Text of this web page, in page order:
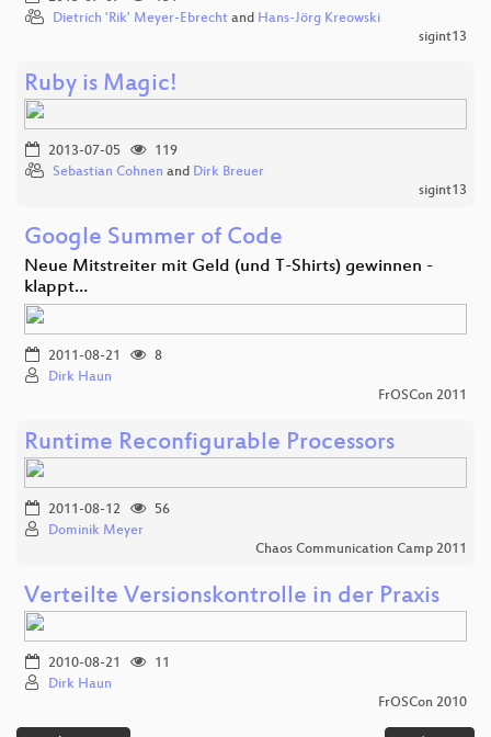
Dietrich 'Rik' Meyer-Ebrecht and Hans-Jörg Kreowski
sigint13
Ruby is Magic!
2013-07-05
119
Sebastian Cohnen and Dirk Breuer
sigint13
Google Summer of Code
Neue Mitstreiter mit Geld (und T-Shirts) gewinnen -
klappt…
2011-08-21
8
Dirk Haun
FrOSCon 2011
Runtime Reconfigurable Processors
2011-08-12
56
Dominik Meyer
Chaos Communication Camp 2011
Verteilte Versionskontrolle in der Praxis
2010-08-21
11
Dirk Haun
FrOSCon 2010